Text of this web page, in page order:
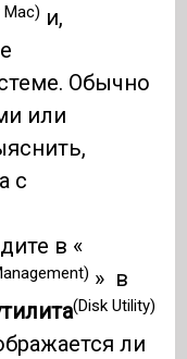
и,
Обычно
или
с
в «
» в
(Disk Utility)
ли